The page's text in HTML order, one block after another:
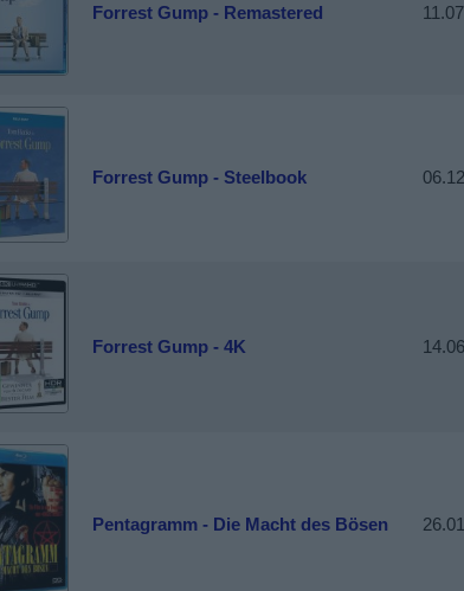
Forrest Gump - Remastered
Forrest Gump - Steelbook
Forrest Gump - 4K
Pentagramm - Die Macht des Bösen